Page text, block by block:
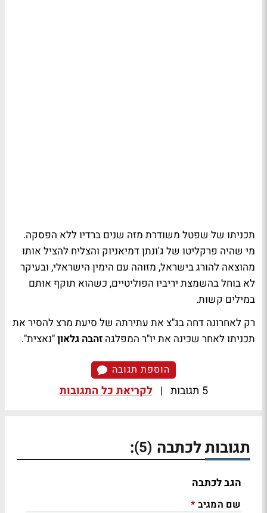
תכניתו של שפטל משודרת מזה שנים ברדיו ללא הפסקה.
מי שהיה פרקליטו של ג'ונתן דמיאניוק והצליח להציל אותו
מהוצאה להורג בישראל, מזוהה עם הימין הישראלי, ובעיקר
לא בוחל בהשמצת יריביו הפוליטיים, כשהוא תוקף אותם
במילים קשות.
רק לאחרונה דחה בג"צ את עתירתה של סיעת מרצ להסיר את
תכניתו לאחר שכינה את יו"ר המפלגה זהבה גלאון"נאצית".
הוספת תגובה
5 תגובות | לקריאת כל התגובות
תגובות לכתבה (5)
:
הגב לכתבה
שם המגיב *